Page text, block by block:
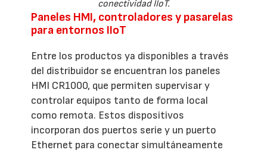
conectividad IIoT.
Paneles HMI, controladores y pasarelas
para entornos IIoT
Entre los productos ya disponibles a través
del distribuidor se encuentran los paneles
HMI CR1000, que permiten supervisar y
controlar equipos tanto de forma local
como remota. Estos dispositivos
incorporan dos puertos serie y un puerto
Ethernet para conectar simultáneamente